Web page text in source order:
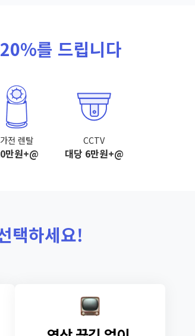
를 드립니다
가전 렌탈
만원+@
CCTV
대당 6만원+@
택하세요!